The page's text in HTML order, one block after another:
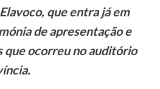
que entra já em
de apresentação e
que ocorreu no auditório